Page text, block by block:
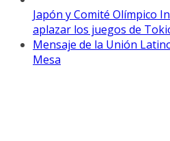
Japón y Comité Olímpico
aplazar los juegos de
Mensaje de la Unión
Mesa